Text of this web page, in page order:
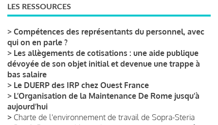
LES RESSOURCES
> Compétences des représentants du personnel, avec
qui on en parle ?
> Les allègements de cotisations : une aide publique
dévoyée de son objet initial et devenue une trappe à
bas salaire
> Le DUERP des IRP chez Ouest France
> L’Organisation de la Maintenance De Rome jusqu’à
aujourd’hui
> Charte de l'environnement de travail de Sopra-Steria